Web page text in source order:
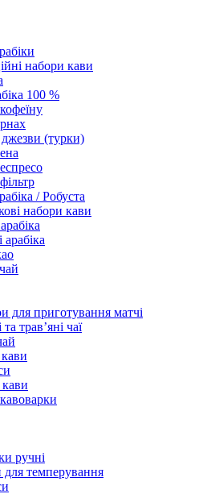
набори кави
100 %
(турки)
/ Робуста
набори кави
для приготування матчі
трав’яні чаї
ручні
темперування